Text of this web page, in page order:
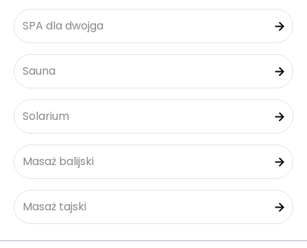
SPA dla dwojga
Sauna
Solarium
Masaż balijski
Masaż tajski